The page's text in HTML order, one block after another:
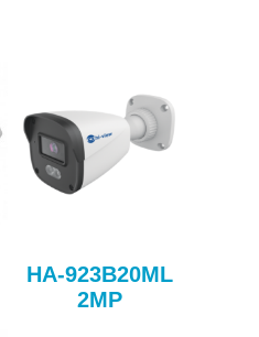
HA-923B20ML
2MP